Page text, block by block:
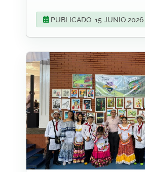
PUBLICADO: 15 JUNIO 2026